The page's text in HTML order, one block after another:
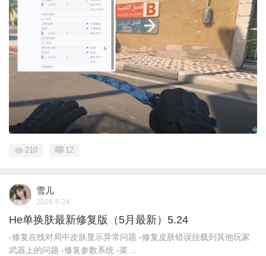
210 12
雪儿
2026-5-24
He单换肤最新修复版（5月最新）5.24
-修复在线对局中皮肤显示异常问题 -修复皮肤错误挂载到其他玩家
武器上的问题 -修复参数系统 -菜 ...